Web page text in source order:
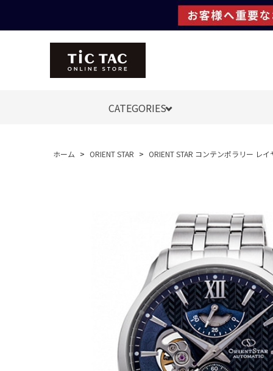
CATEGORIES
ホーム > ORIENT STAR > ORIENT STAR コンテンポラリー レ